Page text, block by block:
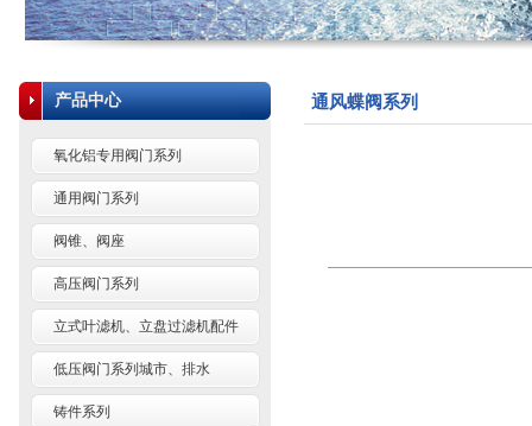
产品中心
氧化铝专用阀门系列
通用阀门系列
阀锥、阀座
高压阀门系列
立式叶滤机、立盘过滤机配件
低压阀门系列城市、排水
铸件系列
通风蝶阀系列